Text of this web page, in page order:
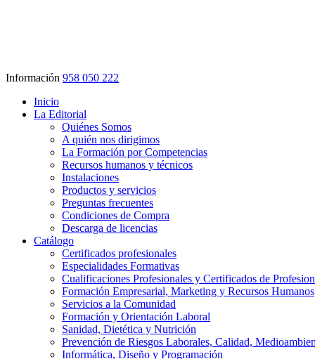
Información 958 050 222
Inicio
La Editorial
Quiénes Somos
A quién nos dirigimos
La Formación por Competencias
Recursos humanos y técnicos
Instalaciones
Productos y servicios
Preguntas frecuentes
Condiciones de Compra
Descarga de licencias
Catálogo
Certificados profesionales
Especialidades Formativas
Cualificaciones Profesionales y Certificados de
Formación Empresarial, Marketing y Recursos Humanos
Servicios a la Comunidad
Formación y Orientación Laboral
Sanidad, Dietética y Nutrición
Prevención de Riesgos Laborales, Calidad,
Informática, Diseño y Programación